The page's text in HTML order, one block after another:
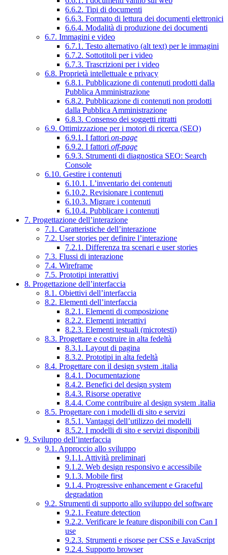
6.6.2. Tipi di documenti
6.6.3. Formato di lettura dei documenti elettronici
6.6.4. Modalità di produzione dei documenti
6.7. Immagini e video
6.7.1. Testo alternativo (alt text) per le immagini
6.7.2. Sottotitoli per i video
6.7.3. Trascrizioni per i video
6.8. Proprietà intellettuale e privacy
6.8.1. Pubblicazione di contenuti prodotti dalla
Pubblica Amministrazione
6.8.2. Pubblicazione di contenuti non prodotti
dalla Pubblica Amministrazione
6.8.3. Consenso dei soggetti ritratti
6.9. Ottimizzazione per i motori di ricerca (SEO)
6.9.1. I fattori on-page
6.9.2. I fattori off-page
6.9.3. Strumenti di diagnostica SEO: Search
Console
6.10. Gestire i contenuti
6.10.1. L’inventario dei contenuti
6.10.2. Revisionare i contenuti
6.10.3. Migrare i contenuti
6.10.4. Pubblicare i contenuti
7. Progettazione dell’interazione
7.1. Caratteristiche dell’interazione
7.2. User stories per definire l’interazione
7.2.1. Differenza tra scenari e user stories
7.3. Flussi di interazione
7.4. Wireframe
7.5. Prototipi interattivi
8. Progettazione dell’interfaccia
8.1. Obiettivi dell’interfaccia
8.2. Elementi dell’interfaccia
8.2.1. Elementi di composizione
8.2.2. Elementi interattivi
8.2.3. Elementi testuali (microtesti)
8.3. Progettare e costruire in alta fedeltà
8.3.1. Layout di pagina
8.3.2. Prototipi in alta fedeltà
8.4. Progettare con il design system .italia
8.4.1. Documentazione
8.4.2. Benefici del design system
8.4.3. Risorse operative
8.4.4. Come contribuire al design system .italia
8.5. Progettare con i modelli di sito e servizi
8.5.1. Vantaggi dell’utilizzo dei modelli
8.5.2. I modelli di sito e servizi disponibili
9. Sviluppo dell’interfaccia
9.1. Approccio allo sviluppo
9.1.1. Attività preliminari
9.1.2. Web design responsivo e accessibile
9.1.3. Mobile first
9.1.4. Progressive enhancement e Graceful
degradation
9.2. Strumenti di supporto allo sviluppo del software
9.2.1. Feature detection
9.2.2. Verificare le feature disponibili con Can I
use
9.2.3. Strumenti e risorse per CSS e JavaScript
9.2.4. Supporto browser